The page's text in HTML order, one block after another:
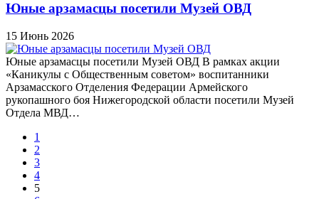
Юные арзамасцы посетили Музей ОВД
15 Июнь 2026
Юные арзамасцы посетили Музей ОВД В рамках акции
«Каникулы с Общественным советом» воспитанники
Арзамасского Отделения Федерации Армейского
рукопашного боя Нижегородской области посетили Музей
Отдела МВД…
1
2
3
4
5